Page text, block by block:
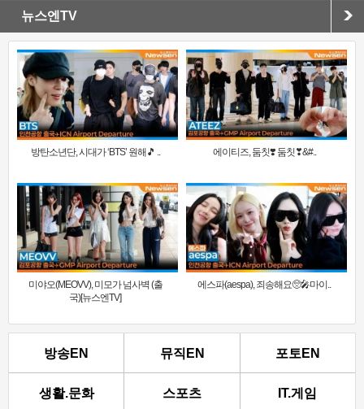
뉴스엔TV
방탄소년단, 시대가 ‘BTS’ 원해🎵 .. 에이티즈, 둠칫❣️ 둠칫❣&#..
미야오(MEOVV), 미모가 넘사벽 (출
국)[뉴스엔TV]
에스파(aespa), 죄송해요🥺🎤마이..
방송EN 뮤직EN 포토EN
생활.문화 스포츠 IT.게임